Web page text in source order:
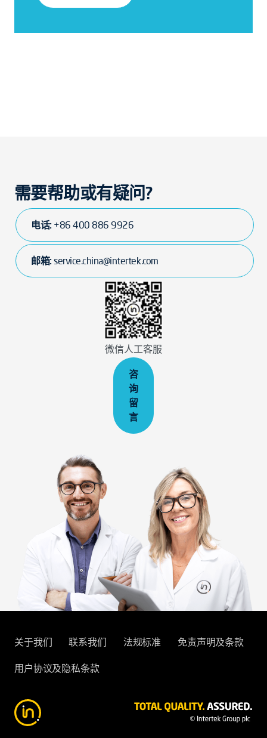
需要帮助或有疑问?
电话: +86 400 886 9926
邮箱:service.china@intertek.com
微信人工客服
咨
询
留
言
关于我们 联系我们 法规标准 免责声明及条款
用户协议及隐私条款